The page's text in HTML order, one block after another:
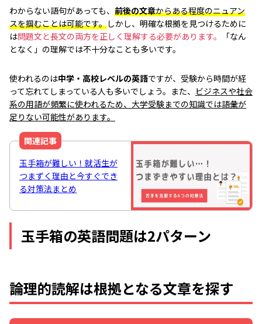
わからない語句があっても、 前後の文章からある程度のニュアン
スを掴むことは可能です。しかし、明確な根拠を見つけるために
は問題文と長文の両方を正しく理解する必要があります。
「なん
となく」の理解では不十分なことも多いです。
使われるのは中学・高校レベルの英語ですが、受験から時間が経
って忘れてしまっている人も多いでしょう。また、 ビジネスや社会
系の用語が頻繁に使われるため、大学受験までの知識では語彙が
足りない可能性があります。
関連記事
​​玉手箱が難しい！就活生が
つまずく理由と今すぐでき
る対策法まとめ
玉手箱の英語問題は2パターン
論理的読解は根拠となる文章を探す